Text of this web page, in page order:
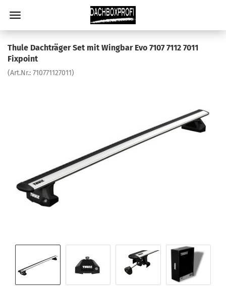
Thule Dachträger Set mit Wingbar Evo 7107 7112 7011
Fixpoint
(Art.Nr.: 710771127011)